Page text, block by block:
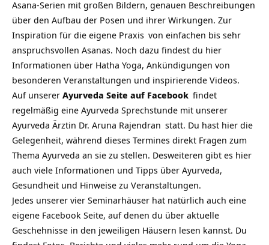
Asana-Serien mit großen Bildern, genauen Beschreibungen
über den Aufbau der Posen und ihrer Wirkungen. Zur
Inspiration für die eigene Praxis von einfachen bis sehr
anspruchsvollen Asanas. Noch dazu findest du hier
Informationen über Hatha Yoga, Ankündigungen von
besonderen Veranstaltungen und inspirierende Videos.
Auf unserer Ayurveda Seite auf Facebook findet
regelmäßig eine Ayurveda Sprechstunde mit unserer
Ayurveda Ärztin Dr. Aruna Rajendran statt. Du hast hier die
Gelegenheit, während dieses Termines direkt Fragen zum
Thema Ayurveda an sie zu stellen. Desweiteren gibt es hier
auch viele Informationen und Tipps über Ayurveda,
Gesundheit und Hinweise zu Veranstaltungen.
Jedes unserer vier Seminarhäuser hat natürlich auch eine
eigene Facebook Seite, auf denen du über aktuelle
Geschehnisse in den jeweiligen Häusern lesen kannst. Du